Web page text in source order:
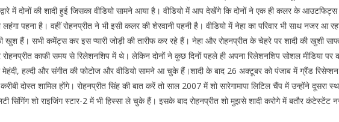
में दोनों की शादी हुई जिसका वीडियो सामने आया है। वीडियो में आप देखेंगे कि दोनों ने एक ही कलर के
पहना है। वहीं रोहनप्रीत ने भी इसी कलर की शेरवानी पहनी है। वीडियो में नेहा का परिवार भी साथ नजर आ
खुश हैं। सभी कमेंट्स कर इस प्यारी जोड़ी की तारीफ कर रहे हैं। नेहा और रोहनप्रीत के चेहरे पर शादी की खुशी
काफी समय से रिलेशनशिप में थे। लेकिन दोनों ने कुछ दिनों पहले ही अपना रिलेशनशिप सोशल मीडिया पर
हल्दी और संगीत की फोटोज और वीडियो सामने आ चुके हैं।शादी के बाद 26 अक्टूबर को पंजाब में ग्रैंड रिसेप्शन
दोस्त शामिल होंगे। रोहनप्रीत सिंह की बात करें तो साल 2007 में शो सारेगामापा लिटिल चैंप में उन्होंने दूसरा
सिंगिंग शो राइजिंग स्टार-2 में भी हिस्सा ले चुके हैं। इसके बाद रोहनप्रीत शो मुझसे शादी करोगे में बतौर कंटेस्टेंट